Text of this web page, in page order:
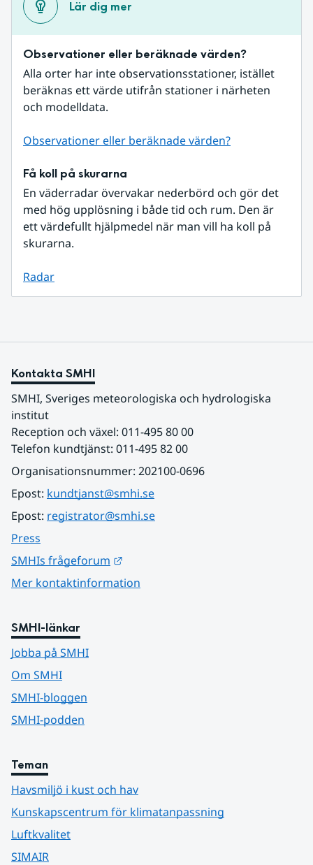
Lär dig mer
Observationer eller beräknade värden?
Alla orter har inte observationsstationer, istället
beräknas ett värde utifrån stationer i närheten
och modelldata.
Observationer eller beräknade värden?
Få koll på skurarna
En väderradar övervakar nederbörd och gör det
med hög upplösning i både tid och rum. Den är
ett värdefullt hjälpmedel när man vill ha koll på
skurarna.
Radar
Kontakta SMHI
SMHI, Sveriges meteorologiska och hydrologiska
institut
Reception och växel: 011-495 80 00
Telefon kundtjänst: 011-495 82 00
Organisationsnummer: 202100-0696
Epost: kundtjanst@smhi.se
Epost: registrator@smhi.se
Press
SMHIs frågeforum
Mer kontaktinformation
SMHI-länkar
Jobba på SMHI
Om SMHI
SMHI-bloggen
SMHI-podden
Teman
Havsmiljö i kust och hav
Kunskapscentrum för klimatanpassning
Luftkvalitet
SIMAIR